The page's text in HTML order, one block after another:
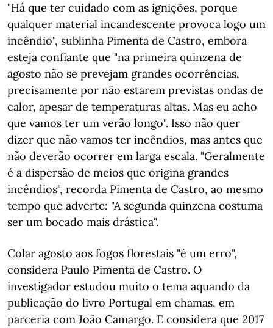
"Há que ter cuidado com as ignições, porque
qualquer material incandescente provoca logo um
incêndio", sublinha Pimenta de Castro, embora
esteja confiante que "na primeira quinzena de
agosto não se prevejam grandes ocorrências,
precisamente por não estarem previstas ondas de
calor, apesar de temperaturas altas. Mas eu acho
que vamos ter um verão longo". Isso não quer
dizer que não vamos ter incêndios, mas antes que
não deverão ocorrer em larga escala. "Geralmente
é a dispersão de meios que origina grandes
incêndios", recorda Pimenta de Castro, ao mesmo
tempo que adverte: "A segunda quinzena costuma
ser um bocado mais drástica".
Colar agosto aos fogos florestais "é um erro",
considera Paulo Pimenta de Castro. O
investigador estudou muito o tema aquando da
publicação do livro Portugal em chamas, em
parceria com João Camargo. E considera que 2017